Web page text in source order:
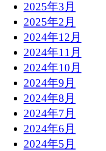
2025年3月
2025年2月
2024年12月
2024年11月
2024年10月
2024年9月
2024年8月
2024年7月
2024年6月
2024年5月